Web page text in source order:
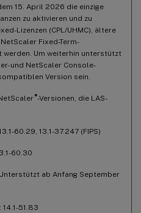
15. April 2026 die einzige
zu aktivieren und zu
Lizenzen (CPL/UHMC), ältere
Fixed-Term-
Um weiterhin unterstützt
und NetScaler Console-
Version sein.
®-Versionen, die LAS-
60.29, 13.1-37.247 (FIPS)
60.30
ab Anfang September
51.83